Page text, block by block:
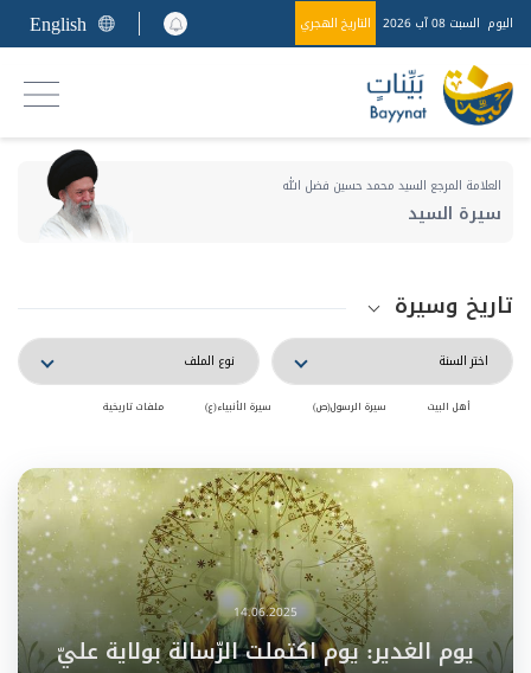
اليوم السبت 08 آب 2026 التاريخ الهجري English
العلامة المرجع السيد محمد حسين فضل الله
سيرة السيد
تاريخ وسيرة
أهل البيت سيرة الرسول(ص) سيرة الأنبياء(ع) ملفات تاريخية
14.06.2025
يوم الغدير: يوم اكتملت الرّسالة بولاية عليّ